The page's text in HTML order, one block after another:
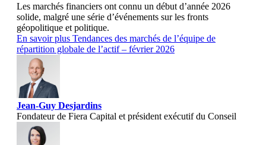
Les marchés financiers ont connu un début d’année 2026
solide, malgré une série d’événements sur les fronts
géopolitique et politique.
En savoir plus Tendances des marchés de l’équipe de
répartition globale de l’actif – février 2026
Jean-Guy Desjardins
Fondateur de Fiera Capital et président exécutif du Conseil